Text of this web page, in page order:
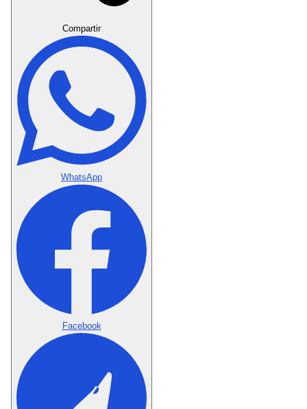
Compartir
WhatsApp
Facebook